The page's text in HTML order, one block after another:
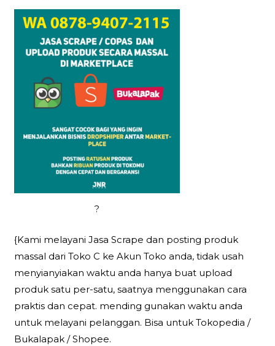
?
{Kami melayani Jasa Scrape dan posting produk
massal dari Toko C ke Akun Toko anda, tidak usah
menyianyiakan waktu anda hanya buat upload
produk satu per-satu, saatnya menggunakan cara
praktis dan cepat. mending gunakan waktu anda
untuk melayani pelanggan. Bisa untuk Tokopedia /
Bukalapak / Shopee.